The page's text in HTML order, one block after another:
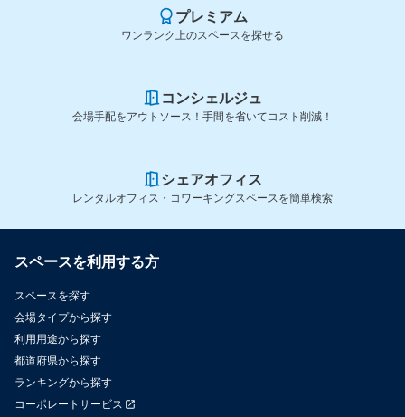
プレミアム
ワンランク上のスペースを探せる
コンシェルジュ
会場手配をアウトソース！手間を省いてコスト削減！
シェアオフィス
レンタルオフィス・コワーキングスペースを簡単検索
スペースを利用する方
スペースを探す
会場タイプから探す
利用用途から探す
都道府県から探す
ランキングから探す
コーポレートサービス